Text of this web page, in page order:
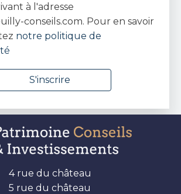
à l'adresse
conseils.com. Pour en savoir
notre politique de
4 rue du château
5 rue du château